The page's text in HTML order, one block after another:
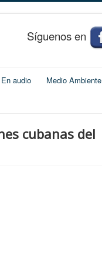
Síguenos en
En audio Medio Ambiente
cubanas del